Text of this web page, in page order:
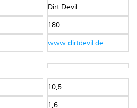
Dirt Devil
180
www.dirtdevil.de
10,5
1,6